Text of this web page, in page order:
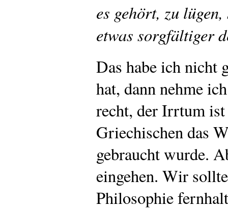
es gehört, zu
etwas sorgfältiger
Das habe ich nicht
hat, dann nehme
recht, der Irrtum
Griechischen das
gebraucht wurde.
eingehen. Wir
Philosophie